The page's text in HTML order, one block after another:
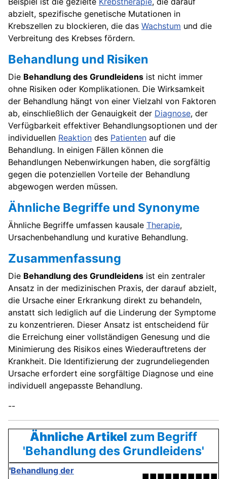
abzielt, spezifische genetische Mutationen in
Krebszellen zu blockieren, die das Wachstum und die
Verbreitung des Krebses fördern.
Behandlung und Risiken
Die Behandlung des Grundleidens ist nicht immer
ohne Risiken oder Komplikationen. Die Wirksamkeit
der Behandlung hängt von einer Vielzahl von Faktoren
ab, einschließlich der Genauigkeit der Diagnose, der
Verfügbarkeit effektiver Behandlungsoptionen und der
individuellen Reaktion des Patienten auf die
Behandlung. In einigen Fällen können die
Behandlungen Nebenwirkungen haben, die sorgfältig
gegen die potenziellen Vorteile der Behandlung
abgewogen werden müssen.
Ähnliche Begriffe und Synonyme
Ähnliche Begriffe umfassen kausale Therapie,
Ursachenbehandlung und kurative Behandlung.
Zusammenfassung
Die Behandlung des Grundleidens ist ein zentraler
Ansatz in der medizinischen Praxis, der darauf abzielt,
die Ursache einer Erkrankung direkt zu behandeln,
anstatt sich lediglich auf die Linderung der Symptome
zu konzentrieren. Dieser Ansatz ist entscheidend für
die Erreichung einer vollständigen Genesung und die
Minimierung des Risikos eines Wiederauftretens der
Krankheit. Die Identifizierung der zugrundeliegenden
Ursache erfordert eine sorgfältige Diagnose und eine
individuell angepasste Behandlung.
--
Ähnliche Artikel zum Begriff
'Behandlung des Grundleidens'
'Behandlung der
■■■■■■■■■■